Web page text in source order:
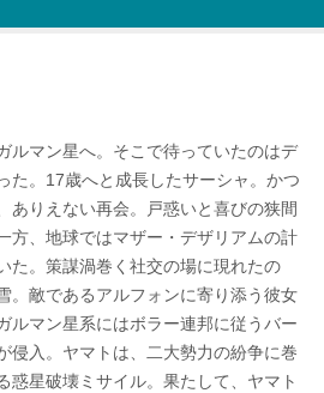
ルマン星へ。そこで待っていたのはデ
た。17歳へと成長したサーシャ。かつ
ありえない再会。戸惑いと喜びの狭間
方、地球ではマザー・デザリアムの計
た。策謀渦巻く社交の場に現れたの
。敵であるアルフォンに寄り添う彼女
ルマン星系にはボラー連邦に従うバー
侵入。ヤマトは、二大勢力の紛争に巻
惑星破壊ミサイル。果たして、ヤマト